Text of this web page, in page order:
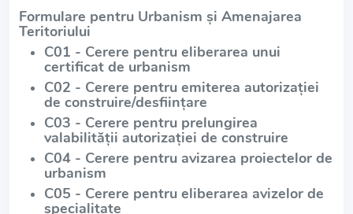
Formulare pentru Urbanism și Amenajarea
Teritoriului
C01 - Cerere pentru eliberarea unui
certificat de urbanism
C02 - Cerere pentru emiterea autorizației
de construire/desființare
C03 - Cerere pentru prelungirea
valabilității autorizației de construire
C04 - Cerere pentru avizarea proiectelor de
urbanism
C05 - Cerere pentru eliberarea avizelor de
specialitate